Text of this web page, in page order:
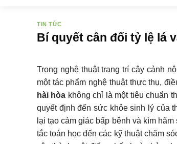
TIN TỨC
Bí quyết cân đối tỷ lệ lá
Trong nghệ thuật trang trí cây cảnh
một tác phẩm nghệ thuật thực thụ,
hài hòa không chỉ là một tiêu chuẩn
quyết định đến sức khỏe sinh lý của
lại tạo cảm giác bấp bênh và kìm
tắc toán học đến các kỹ thuật chăm